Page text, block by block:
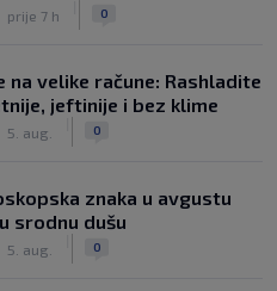
prije 7 h 0
na velike račune: Rashladite
jeftinije i bez klime
5. aug. 0
znaka u avgustu
srodnu dušu
5. aug. 0